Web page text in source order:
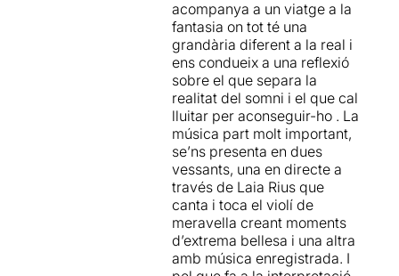
Circo Imperfecto . Amb
aquesta companyia i
l'espectacle "Genuinos
imperfectos" fa gira nacional
i internacional al llarg de
cinc anys.
En 2006 crea companyia
pròpia,Solo Manoloi porta a
escena l'espectacle
"Locomotivo". Va signar
“Plecs” amb Xavi Erra, i
finalment, l'any 2014 crea la
Companyia Manolo
Alcántaraque va arrencar
acompanya a un viatge a la
fantasia on tot té una
grandària diferent a la real i
ens condueix a una reflexió
sobre el que separa la
realitat del somni i el que cal
lluitar per aconseguir-ho . La
música part molt important,
se’ns presenta en dues
vessants, una en directe a
través de Laia Rius que
canta i toca el violí de
meravella creant moments
d’extrema bellesa i una altra
amb música enregistrada. I